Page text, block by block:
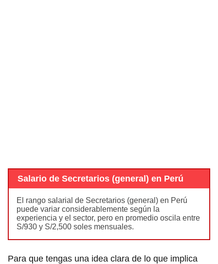
Salario de Secretarios (general) en Perú
El rango salarial de Secretarios (general) en Perú
puede variar considerablemente según la
experiencia y el sector, pero en promedio oscila entre
S/930 y S/2,500 soles mensuales.
Para que tengas una idea clara de lo que implica